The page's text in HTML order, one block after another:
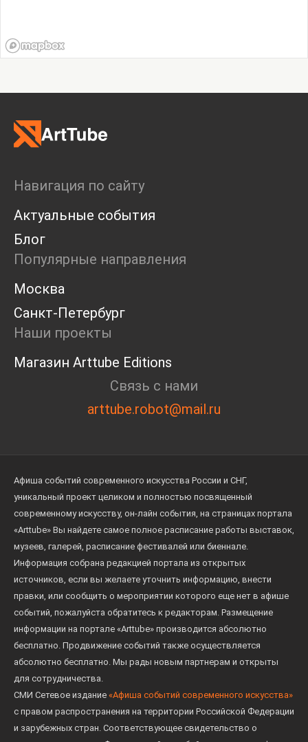
Навигация по сайту
Актуальные события
Блог
Популярные направления
Москва
Санкт-Петербург
Наши проекты
Магазин Arttube Editions
Связь с нами
arttube.robot@mail.ru
Афиша событий современного искусства России и СНГ,
уникальный проект целиком и полностью посвященный
современному искусству, он-лайн события, на страницах портала
«Arttube» Вы найдете самое полное расписание работы выставок,
музеев, галерей, расписание фестивалей или биеннале.
Информация собрана редакцией портала из открытых
источников, если вы желаете уточнить информацию, внести
правки, или сообщить о мероприятии которого еще нет в афише
событий, пожалуйста обратитесь к редакторам. Размещение
информации на портале «Arttube» производится абсолютно
бесплатно. Продвижение событий также осуществляется
абсолютно бесплатно. Мы рады новым партнерам и открыты
для сотрудничества.
СМИ Сетевое издание «Афиша событий современного искусства»
с правом распространения на территории Российской Федерации
и зарубежных стран. Соответствующее свидетельство о